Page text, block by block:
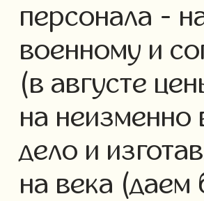
персонала -
военному и
(в августе
на
дело и
на века